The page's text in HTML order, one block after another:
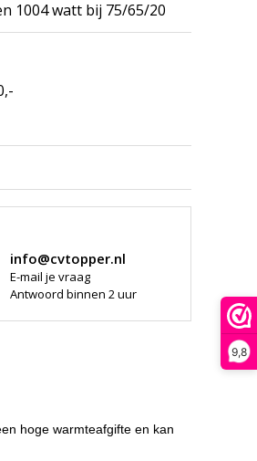
9,8
1004 watt bij 75/65/20
info@cvtopper.nl
E-mail je vraag
Antwoord binnen 2 uur
hoge warmteafgifte en kan